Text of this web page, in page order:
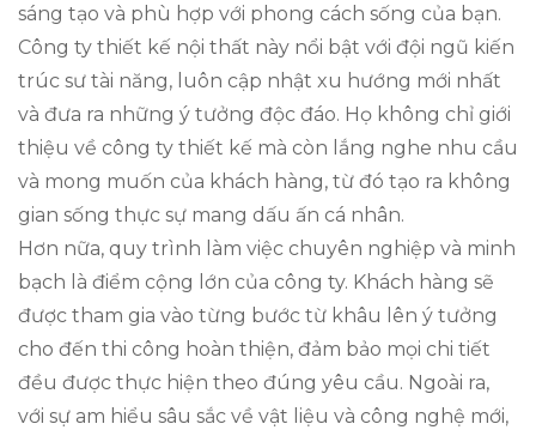
sáng tạo và phù hợp với phong cách sống của bạn.
Công ty thiết kế nội thất này nổi bật với đội ngũ kiến
trúc sư tài năng, luôn cập nhật xu hướng mới nhất
và đưa ra những ý tưởng độc đáo. Họ không chỉ giới
thiệu về công ty thiết kế mà còn lắng nghe nhu cầu
và mong muốn của khách hàng, từ đó tạo ra không
gian sống thực sự mang dấu ấn cá nhân.
Hơn nữa, quy trình làm việc chuyên nghiệp và minh
bạch là điểm cộng lớn của công ty. Khách hàng sẽ
được tham gia vào từng bước từ khâu lên ý tưởng
cho đến thi công hoàn thiện, đảm bảo mọi chi tiết
đều được thực hiện theo đúng yêu cầu. Ngoài ra,
với sự am hiểu sâu sắc về vật liệu và công nghệ mới,